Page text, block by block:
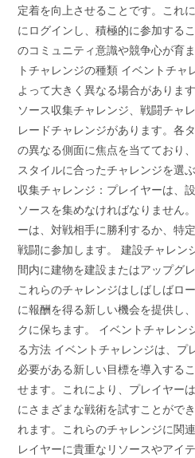
定着を向上させることです。これ
にログインし、積極的に参加する
のコミュニティ意識や競争心が育
トチャレンジの種類 イベントチャ
よって大きく異なる場合がありま
ソース収集チャレンジ、戦闘チャ
レードチャレンジがあります。各
の異なる側面に焦点を当てており
スタイルに合ったチャレンジを選
収集チャレンジ：プレイヤーは、
ソースを集めなければなりません
ーは、対戦相手に勝利するか、特
戦闘に参加します。 建設チャレン
間内に建物を建設またはアップグ
これらのチャレンジはしばしばロ
に報酬を得る新しい機会を提供し
クに保ちます。 イベントチャレン
る方法 イベントチャレンジは、プ
必要がある新しい目標を導入する
せます。これにより、プレイヤー
にさまざまな戦術を試すことがで
れます。これらのチャレンジに関
レイヤーに貴重なリソースやアイ